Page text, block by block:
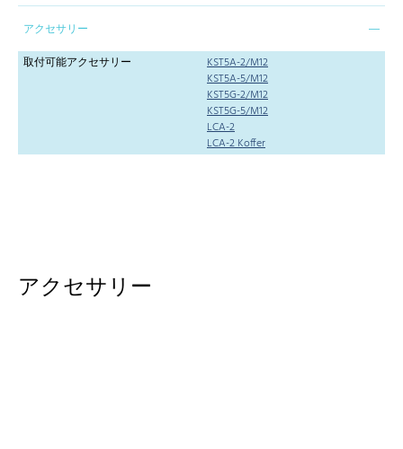
アクセサリー
取付可能アクセサリー
KST5A-2/M12
KST5A-5/M12
KST5G-2/M12
KST5G-5/M12
LCA-2
LCA-2 Koffer
アクセサリー